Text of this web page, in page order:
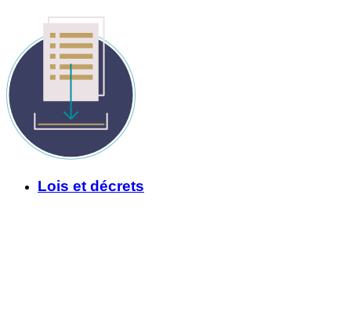
Lois et décrets